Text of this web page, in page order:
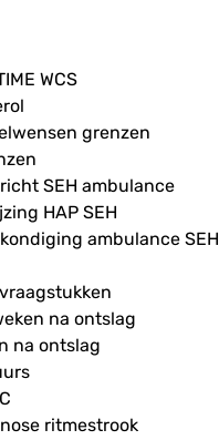
WCS
grenzen
SEH ambulance
HAP SEH
ambulance SEH
na ontslag
na ontslag
ritmestrook